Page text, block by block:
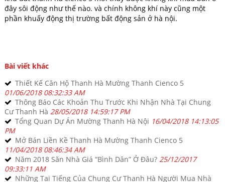
đây sôi động như thế nào. và chính không khí này cũng một
phần khuấy động thị trường bất động sản ở hà nội.
Bài viết khác
Thiết Kế Căn Hộ Thanh Hà Mường Thanh Cienco 5
01/06/2018 08:32:33 AM
Thông Báo Các Khoản Thu Trước Khi Nhận Nhà Tại Chung
Cư Thanh Hà 28/05/2018 14:59:17 PM
Tổng Quan Dự Án Mường Thanh Hà Nội 16/04/2018 14:13:05
PM
Mở Bán Liền Kề Thanh Hà Mường Thanh Cienco 5
11/04/2018 08:46:34 AM
Năm 2018 Săn Nhà Giá “Bình Dân” Ở Đâu? 25/12/2017
09:33:11 AM
Những Tai Tiếng Của Chung Cư Thanh Hà Người Mua Nhà